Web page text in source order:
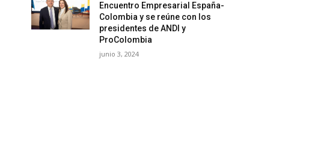
Encuentro Empresarial España-
Colombia y se reúne con los
presidentes de ANDI y
ProColombia
junio 3, 2024